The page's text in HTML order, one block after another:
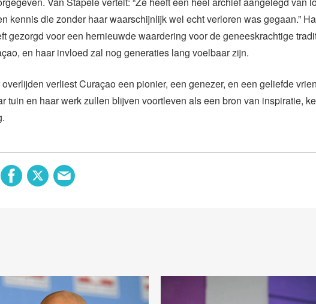
kennis die zonder haar waarschijnlijk wel echt verloren was gegaan.”
gezorgd voor een hernieuwde waardering voor de geneeskrachtige
en haar invloed zal nog generaties lang voelbaar zijn.
overlijden verliest Curaçao een pionier, een genezer, en een geliefde
tuin en haar werk zullen blijven voortleven als een bron van inspiratie,